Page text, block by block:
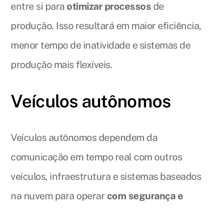
entre si paraotimizar processos de
produção. Isso resultará em maior eficiência,
menor tempo de inatividade e sistemas de
produção mais flexíveis.
Veículos autônomos
Veículos autônomos dependem da
comunicação em tempo real com outros
veículos, infraestrutura e sistemas baseados
na nuvem para operar com segurança e